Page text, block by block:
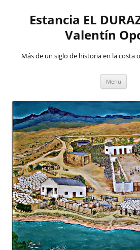
contentEstancia EL
Valentín
Más de un siglo de historia en la costa
Menu